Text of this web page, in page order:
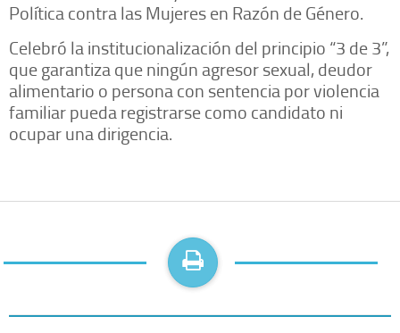
Política contra las Mujeres en Razón de Género.
Celebró la institucionalización del principio “3 de 3”,
que garantiza que ningún agresor sexual, deudor
alimentario o persona con sentencia por violencia
familiar pueda registrarse como candidato ni
ocupar una dirigencia.